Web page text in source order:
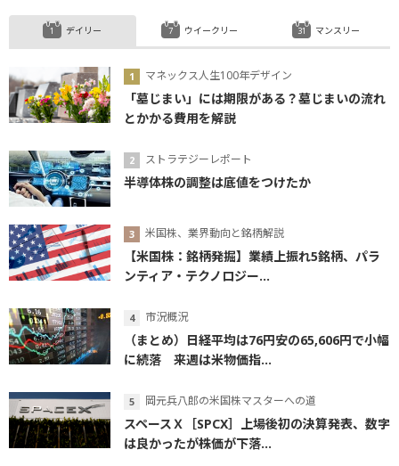
デイリー
マネックス人生100年デザイン
「墓じまい」には期限がある？墓じまいの流れ
とかかる費用を解説
ストラテジーレポート
半導体株の調整は底値をつけたか
米国株、業界動向と銘柄解説
【米国株：銘柄発掘】業績上振れ5銘柄、パラ
ンティア・テクノロジー...
市況概況
（まとめ）日経平均は76円安の65,606円で小幅
に続落 来週は米物価指...
岡元兵八郎の米国株マスターへの道
スペースＸ［SPCX］上場後初の決算発表、数字
は良かったが株価が下落...
ウイークリー マンスリー